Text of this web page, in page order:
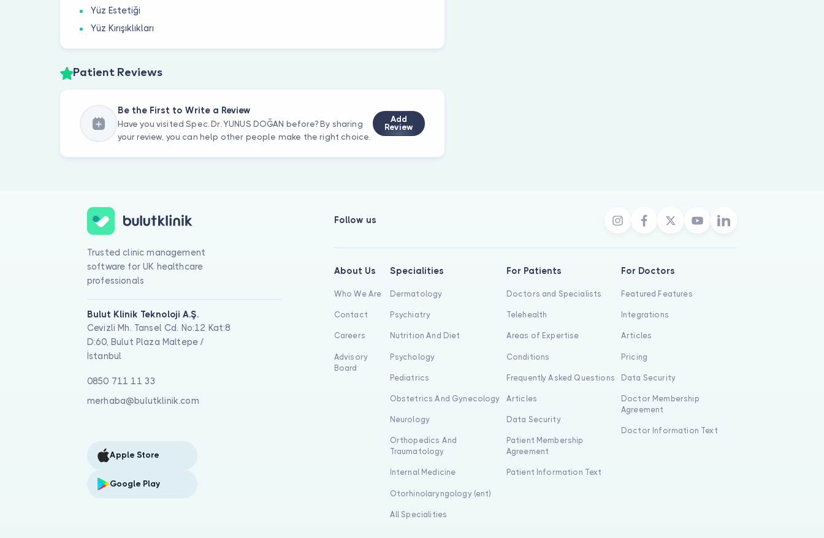
Yüz Estetiği
Yüz Kırışıklıkları
Patient Reviews
Be the First to Write a Review
Have you visited Spec. Dr. YUNUS DOĞAN before? By sharing
your review, you can help other people make the right choice.
Add
Review
Trusted clinic management
software for UK healthcare
professionals
Bulut Klinik Teknoloji A.Ş.
Cevizli Mh. Tansel Cd. No:12 Kat:8
D:60, Bulut Plaza Maltepe /
İstanbul
0850 711 11 33
merhaba@bulutklinik.com
Apple Store
Google Play
Follow us
About Us
Who We Are
Contact
Careers
Advisory
Board
Specialities
Dermatology
Psychiatry
Nutrition And Diet
Psychology
Pediatrics
Obstetrics And Gynecology
Neurology
Orthopedics And
Traumatology
Internal Medicine
Otorhinolaryngology (ent)
All Specialities
For Patients
Doctors and Specialists
Telehealth
Areas of Expertise
Conditions
Frequently Asked Questions
Articles
Data Security
Patient Membership
Agreement
Patient Information Text
For Doctors
Featured Features
Integrations
Articles
Pricing
Data Security
Doctor Membership
Agreement
Doctor Information Text